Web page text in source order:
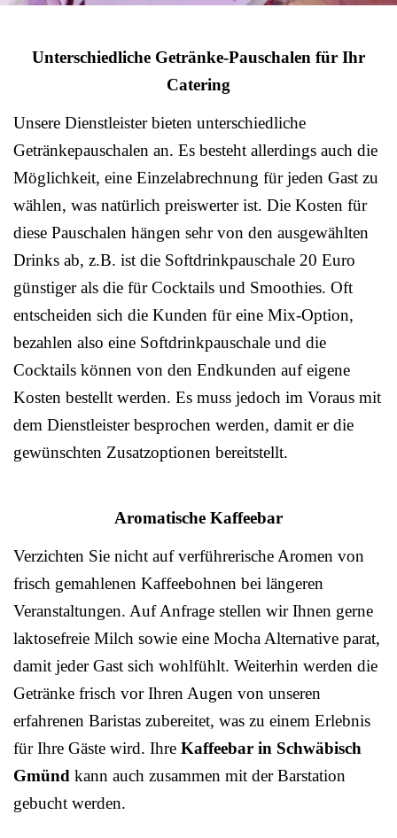
Unterschiedliche Getränke-Pauschalen für Ihr
Catering
Unsere Dienstleister bieten unterschiedliche
Getränkepauschalen an. Es besteht allerdings auch die
Möglichkeit, eine Einzelabrechnung für jeden Gast zu
wählen, was natürlich preiswerter ist. Die Kosten für
diese Pauschalen hängen sehr von den ausgewählten
Drinks ab, z.B. ist die Softdrinkpauschale 20 Euro
günstiger als die für Cocktails und Smoothies. Oft
entscheiden sich die Kunden für eine Mix-Option,
bezahlen also eine Softdrinkpauschale und die
Cocktails können von den Endkunden auf eigene
Kosten bestellt werden. Es muss jedoch im Voraus mit
dem Dienstleister besprochen werden, damit er die
gewünschten Zusatzoptionen bereitstellt.
Aromatische Kaffeebar
Verzichten Sie nicht auf verführerische Aromen von
frisch gemahlenen Kaffeebohnen bei längeren
Veranstaltungen. Auf Anfrage stellen wir Ihnen gerne
laktosefreie Milch sowie eine Mocha Alternative parat,
damit jeder Gast sich wohlfühlt. Weiterhin werden die
Getränke frisch vor Ihren Augen von unseren
erfahrenen Baristas zubereitet, was zu einem Erlebnis
für Ihre Gäste wird. Ihre Kaffeebar in Schwäbisch
Gmünd kann auch zusammen mit der Barstation
gebucht werden.